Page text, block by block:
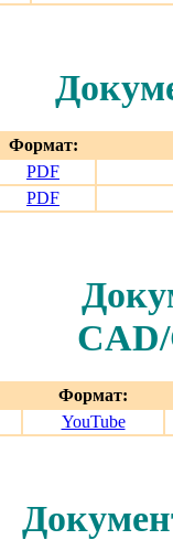
Формат:
PDF
PDF
Формат:
YouTube